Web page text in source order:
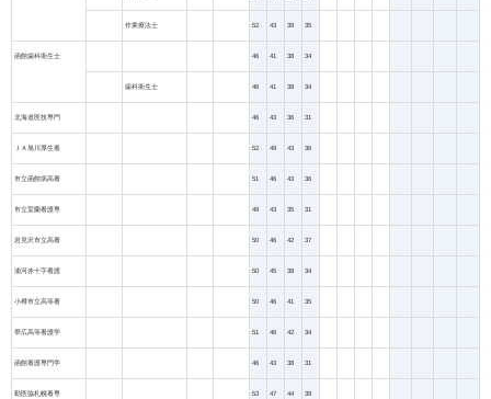
作業療法士 52 43 39 35
函館歯科衛生士 46 41 38 34
歯科衛生士 46 41 38 34
北海道医技専門 46 43 36 31
ＪＡ旭川厚生看 52 49 43 36
市立函館病高看 51 46 43 36
市立室蘭看護専 49 43 35 31
岩見沢市立高看 50 46 42 37
浦河赤十字看護 50 45 38 34
小樽市立高等看 50 46 41 35
帯広高等看護学 51 46 42 34
函館看護専門学 46 43 38 31
勤医協札幌看専 53 47 44 39